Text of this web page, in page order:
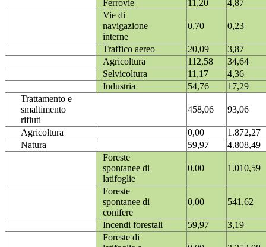
Ferrovie 11,20
4,87
Vie di
navigazione
interne
0,70 0,23
Traffico aereo 20,09
3,87
Agricoltura
112,58
34,64
Selvicoltura
11,17
4,36
Industria
54,76
17,29
Trattamento e
smaltimento
rifiuti
458,06 93,06
Agricoltura 0,00
1.872,27
Natura
59,97
4.808,49
Foreste
spontanee di
latifoglie
0,00 1.010,59
Foreste
spontanee di
conifere
0,00 541,62
Incendi forestali 59,97
3,19
Foreste di